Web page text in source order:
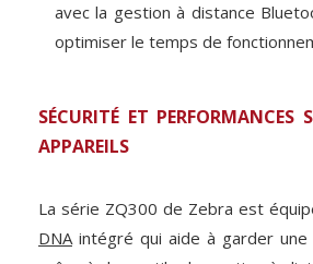
avec la gestion à distance
optimiser le temps de
SÉCURITÉ ET PERFORMANCES
APPAREILS
La série ZQ300 de Zebra est
DNAintégré qui aide à garder une